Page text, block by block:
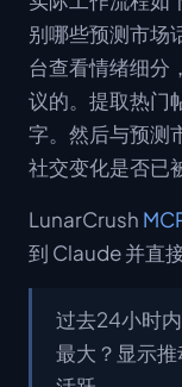
别哪些预测市场
台查看情绪细分
议的。提取热门
字。然后与预测
社交变化是否已
LunarCrush
到 Claude 并直
过去24小时
最大？显示